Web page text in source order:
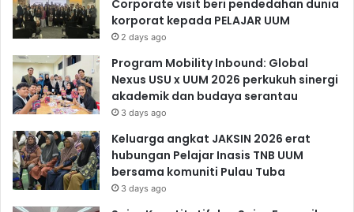
Corporate visit beri pendedahan dunia
korporat kepada PELAJAR UUM
2 days ago
Program Mobility Inbound: Global
Nexus USU x UUM 2026 perkukuh sinergi
akademik dan budaya serantau
3 days ago
Keluarga angkat JAKSIN 2026 erat
hubungan Pelajar Inasis TNB UUM
bersama komuniti Pulau Tuba
3 days ago